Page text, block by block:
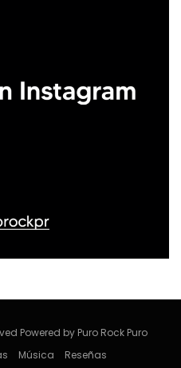
Powered by Puro Rock Puro
Música Reseñas